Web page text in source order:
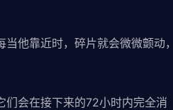
他靠近时，碎片就会微微颤动，
们会在接下来的72小时内完全消